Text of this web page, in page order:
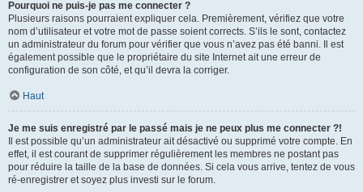
Pourquoi ne puis-je pas me connecter ?
Plusieurs raisons pourraient expliquer cela. Premièrement, vérifiez que votre
nom d’utilisateur et votre mot de passe soient corrects. S’ils le sont, contactez
un administrateur du forum pour vérifier que vous n’avez pas été banni. Il est
également possible que le propriétaire du site Internet ait une erreur de
configuration de son côté, et qu’il devra la corriger.
Haut
Je me suis enregistré par le passé mais je ne peux plus me connecter ?!
Il est possible qu’un administrateur ait désactivé ou supprimé votre compte. En
effet, il est courant de supprimer régulièrement les membres ne postant pas
pour réduire la taille de la base de données. Si cela vous arrive, tentez de vous
ré-enregistrer et soyez plus investi sur le forum.